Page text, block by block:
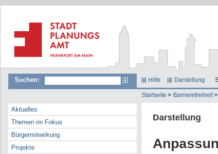
Suchen: Hilfe Darstellung
Startseite > Barrierefreiheit >
Aktuelles
Themen im Fokus
Bürgermitwirkung
Projekte
Darstellung